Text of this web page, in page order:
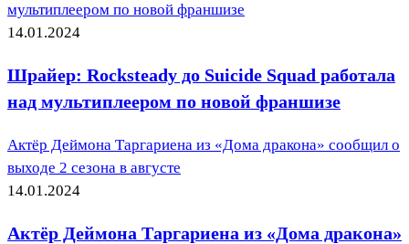
мультиплеером по новой франшизе
14.01.2024
Шрайер: Rocksteady до Suicide Squad работала
над мультиплеером по новой франшизе
Актёр Деймона Таргариена из «Дома дракона» сообщил о
выходе 2 сезона в августе
14.01.2024
Актёр Деймона Таргариена из «Дома дракона»